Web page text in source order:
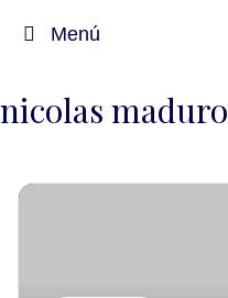
Menú
nicolas maduro